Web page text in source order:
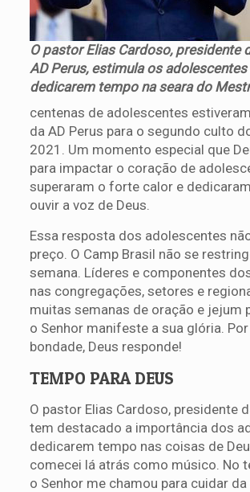
O pastor Elias Cardoso, presidente
AD Perus, estimula os adolescentes
dedicarem tempo na seara do
centenas de adolescentes
da AD Perus para o segundo culto
2021. Um momento especial que
para impactar o coração de
superaram o forte calor e
ouvir a voz de Deus.
Essa resposta dos adolescentes
preço. O Camp Brasil não se
semana. Líderes e componentes
nas congregações, setores e
muitas semanas de oração e jejum
o Senhor manifeste a sua glória.
bondade, Deus responde!
TEMPO PARA DEUS
O pastor Elias Cardoso, presidente
tem destacado a importância dos
dedicarem tempo nas coisas de
comecei lá atrás como músico. No
o Senhor me chamou para cuidar da